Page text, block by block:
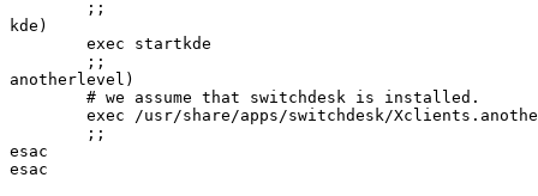
kde)
anotherlevel)
esac